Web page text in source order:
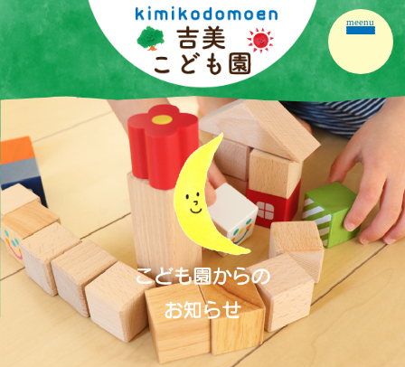
ホーム 園の紹介
園の生活 保育の内容
こども園だより 保護者
meenu